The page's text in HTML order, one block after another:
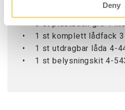
Deny
• 1 st backlist 3-525-135
• 6 st plastback grå 4
• 1 st komplett lådfack 3
• 1 st utdragbar låda 4-
• 1 st belysningskit 4-